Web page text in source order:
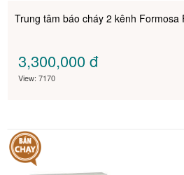
Trung tâm báo cháy 2 kênh Formosa
3,300,000đ
View: 7170